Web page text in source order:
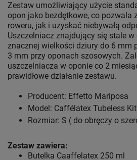
Zestaw umożliwiający użycie
opon jako bezdętkowe, co pozwala
roweru, jak i uzyskać niebywałą
Uszczelniacz znajdujący się stale
znacznej wielkości dziury do 6 mm
3 mm przy oponach szosowych.
uszczelniacza w oponie co 2
prawidłowe działanie zestawu.
Producent: Effetto Mariposa
Model: Caffélatex Tubeless Kit
Rozmiar: S ( do obręczy o
Zestaw zawiera:
Butelka Caaffelatex 250 ml